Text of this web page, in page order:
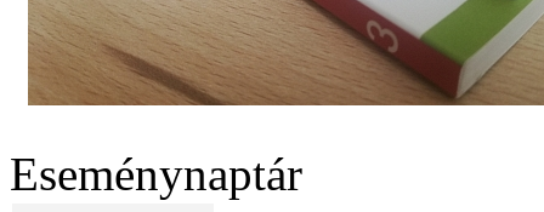
Eseménynaptár